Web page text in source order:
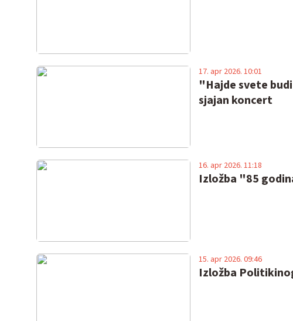
"Hajde svete
sjajan koncert
17. apr 2026. 10:01
Izložba "85
16. apr 2026. 11:18
Izložba
15. apr 2026. 09:46